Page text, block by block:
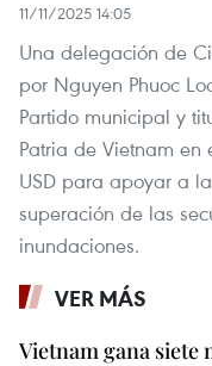
11/11/2025 14:05
Una delegación de
por Nguyen Phuoc
Partido municipal y
Patria de Vietnam en
USD para apoyar a
superación de las
inundaciones.
VER MÁS
Vietnam gana siete